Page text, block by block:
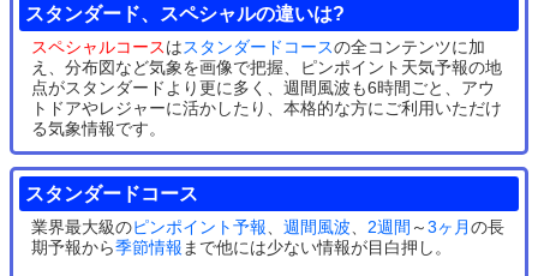
スタンダード、スペシャルの違いは?
スペシャルコースはスタンダードコースの全コンテンツに加
え、分布図など気象を画像で把握、ピンポイント天気予報の地
点がスタンダードより更に多く、週間風波も6時間ごと、アウ
トドアやレジャーに活かしたり、本格的な方にご利用いただけ
る気象情報です。
スタンダードコース
業界最大級のピンポイント予報 週間風波 2週間 ～3ヶ月の長
期予報から季節情報 まで他には少ない情報が目白押し。